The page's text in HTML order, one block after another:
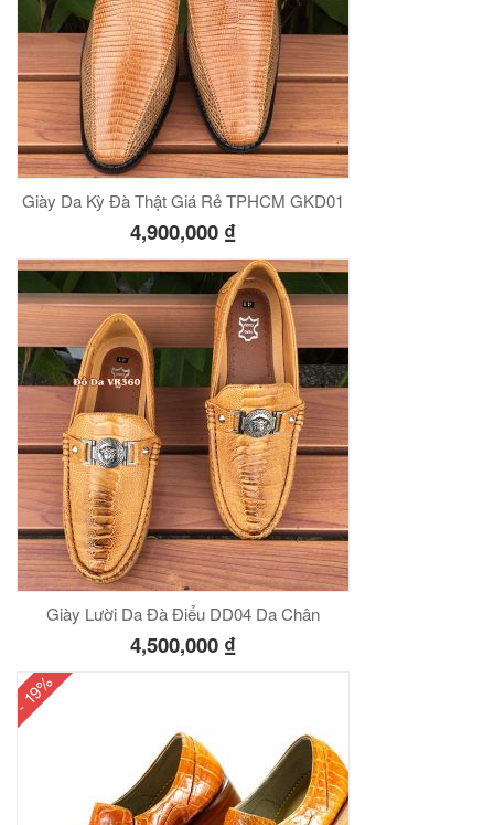
Giày Da Kỳ Đà Thật Giá Rẻ TPHCM GKD01
4,900,000 ₫
Giày Lười Da Đà Điểu DD04 Da Chân
4,500,000 ₫
- 19%